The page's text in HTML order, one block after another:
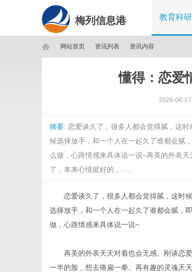
梅列信息港 教育科研
网站首页 资讯列表 资讯内容
懂得：恋爱
2026-06-17
摘要: 恋爱谈久了，很多人都会觉得腻，这
候选择放手，和一个人在一起久了谁都会腻
么做，心路情感来具体说一说~再美的外表
了，本来心情挺好的，......
恋爱谈久了，很多人都会觉得腻，这时候
选择放手，和一个人在一起久了谁都会腻，
做，心路情感来具体说一说~
再美的外表天天对着也会无感。刚谈恋爱
一半的脸，想去痛扁一拳。再有趣的灵魂天